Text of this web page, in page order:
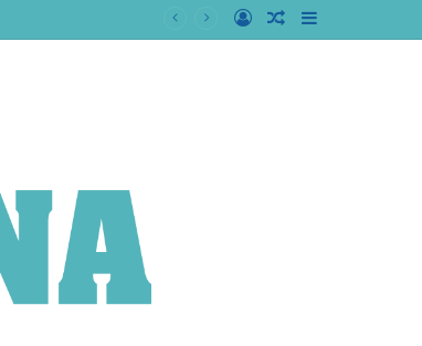
Artigo
Entrar